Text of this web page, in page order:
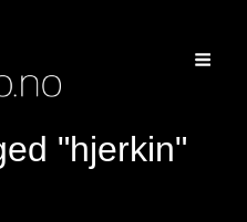
"hjerkin"